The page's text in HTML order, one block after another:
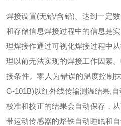
焊接设置(无铅/含铅)。达到一定
和存储信息焊接过程中的信息是
理焊接作通过可视化焊接过程中
理以前无法实现的焊接工作因素
接条件。零人为错误的温度控制
G-101B)以红外线传输测温结果,
校准和校正的结果会自动保存，
带运动传感器的烙铁自动睡眠和